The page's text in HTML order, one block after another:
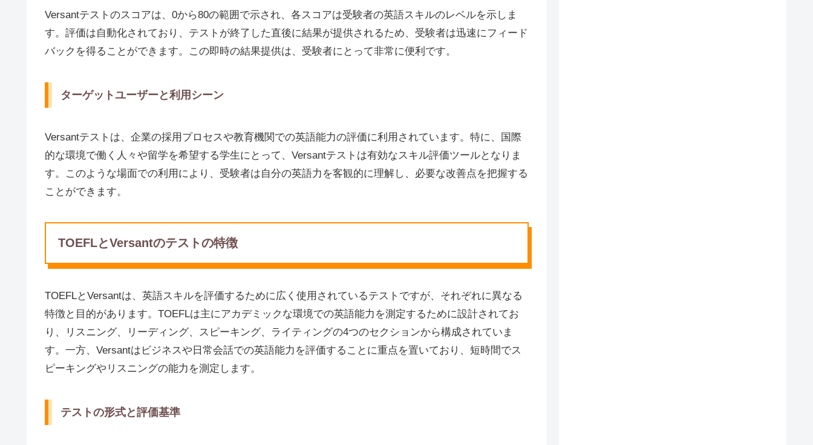
Versantテストのスコアは、0から80の範囲で示され、各スコアは受験者の英語スキルのレベルを示しま
す。評価は自動化されており、テストが終了した直後に結果が提供されるため、受験者は迅速にフィード
バックを得ることができます。この即時の結果提供は、受験者にとって非常に便利です。
ターゲットユーザーと利用シーン
Versantテストは、企業の採用プロセスや教育機関での英語能力の評価に利用されています。特に、国際
的な環境で働く人々や留学を希望する学生にとって、Versantテストは有効なスキル評価ツールとなりま
す。このような場面での利用により、受験者は自分の英語力を客観的に理解し、必要な改善点を把握する
ことができます。
TOEFLとVersantのテストの特徴
TOEFLとVersantは、英語スキルを評価するために広く使用されているテストですが、それぞれに異なる
特徴と目的があります。TOEFLは主にアカデミックな環境での英語能力を測定するために設計されてお
り、リスニング、リーディング、スピーキング、ライティングの4つのセクションから構成されていま
す。一方、Versantはビジネスや日常会話での英語能力を評価することに重点を置いており、短時間でス
ピーキングやリスニングの能力を測定します。
テストの形式と評価基準